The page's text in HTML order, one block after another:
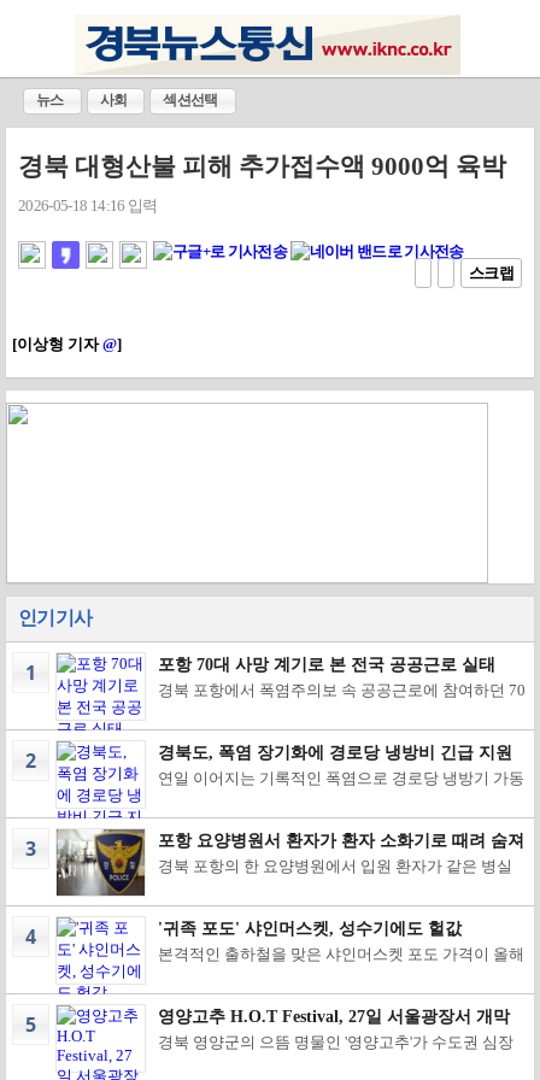
뉴스 사회 섹션선택
경북 대형산불 피해 추가접수액 9000억 육박
2026-05-18 14:16 입력
스크랩
[이상형 기자@]
인기기사
1 포항 70대 사망 계기로 본 전국 공공근로 실태
경북 포항에서 폭염주의보 속 공공근로에 참여하던 70
체가 운영하는 공공근로사업의 폭염 대응 체계를 다시
짚어봐야 한다는 목소리가 커지고 있다. 포항시 등에
따르면 지난 3일 오전 9시쯤 포항시 남구 효곡동 재래
시장에서 도로변 쓰레기를 줍는 공공근로사업에 참여
식 중 어지러움을 호소했다. 포항시 직원들이 10분 뒤
현장에 도착해 응급조치 후 병원으로 옮겼지만 A씨는
이날 오전 11시 14분 끝내 숨졌다. 사고 당시 포항 남구
효자동 기온은 전날보다 2.6도가량 낮은 30.2도로, 체
포항시는 사고 직후 공공근로사업을 일제히 중단했으
며, 경찰과 대구고용노동청 포항지청은 산업재해 여부
와 A씨의 기저질환 등 정확한 사망 원인을 조사 중이
다. 이번 사고에서 특히 눈에 띄는 대목은 사고 당시 기
점이다. 고용노동부는 올해 폭염특보 체계 개편에 맞춰
단계별 작업중지 기준을 세분화했다. 체감온도 33도
이상 '폭염주의보' 단계에서는 2시간마다 20분 이상 휴
식 부여가 법적 의무이며 작업시간대 조정이나 옥외작
2 경북도, 폭염 장기화에 경로당 냉방비 긴급 지원
연일 이어지는 기록적인 폭염으로 경로당 냉방기 가동
추가 지원한다. 경북도는 폭염 장기화에 따른 냉방비
부담을 덜기 위해 재해구호기금 8억6천600만원을 투
입, 도내 경로당 8천660곳에 각각 10만원씩의 냉방비
를 긴급 지원한다고 3일 밝혔다. 현재 도내 경로당에는
지만, 최근 낮 최고기온이 39도에 육박하고 열대야가
이어지면서 에어컨 사용 시간이 크게 늘어 추가 지원이
필요하다는 현장의 요구가 잇따랐다. 특히 포항과 경산
에는 올해 처음으로 폭염 최고 단계인 '폭염중대경
리면서 경로당은 어르신들의 대표적인 무더위 쉼터 역
할을 하고 있다. 도는 이번 추가 지원을 통해 냉방기 가
동에 따른 운영 부담을 줄이는 한편, 무더위에 취약한
고령층이 보다 안전하고 쾌적한 환경에서 여름을 보낼
3 포항 요양병원서 환자가 환자 소화기로 때려 숨져
경북 포항의 한 요양병원에서 입원 환자가 같은 병실
이 사건으로 계기로 전국 요양병원에서 반복되는 환자
간 폭행·안전사고에 대한 관리 대책이 다시 도마 위에
올랐다. 포항북부경찰서에 따르면 A씨(70대)는 지난 2
일 오후 1시쯤 포항시 북구의 한 요양병원에서 함께 입
지게 한 혐의를 받는다. B씨는 치료를 위해 다른 병원
으로 옮겨졌지만 다음 날인 3일 끝내 숨졌다. 경찰은 A
씨를 상대로 범행 동기 등을 조사한 뒤 구속영장을 신
청했다. ◆ 전국 요양병원서 환자 간 흉기·폭행 사건 잇
4 '귀족 포도' 샤인머스켓, 성수기에도 헐값
본격적인 출하철을 맞은 샤인머스켓 포도 가격이 올해
포도 농가의 시름이 깊어지고 있다. 한국농수산식품유
통공사 농산물유통종합정보에 따르면 지난 1일 안동
도매시장에서 거래된 샤인머스켓 특등급 2㎏ 한 상자
의 평균 경매가격은 9000원에 그쳤다. 최저가는 4500
5 영양고추 H.O.T Festival, 27일 서울광장서 개막
경북 영양군의 으뜸 명물인 '영양고추'가 수도권 심장